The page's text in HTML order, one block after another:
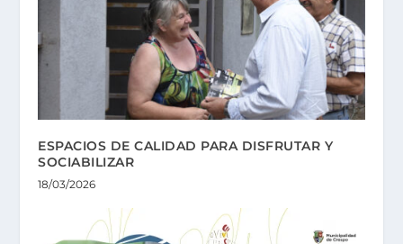
ESPACIOS DE CALIDAD PARA DISFRUTAR Y
SOCIABILIZAR
18/03/2026